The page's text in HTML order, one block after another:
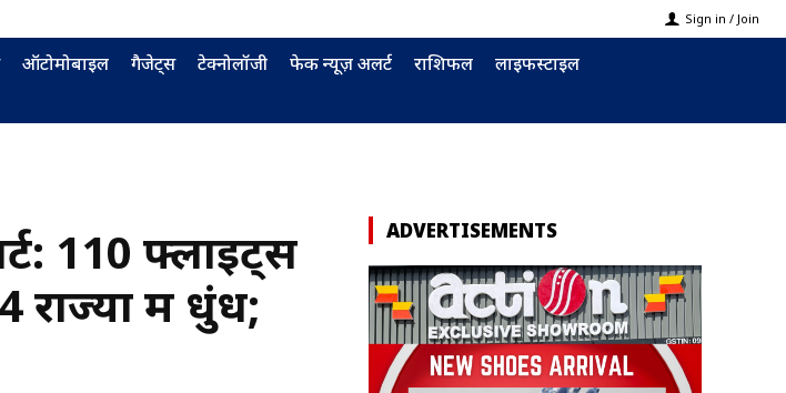
Sign in / Join
ऑटोमोबाइल गैजेट्स टेक्नोलॉजी फेक न्यूज़ अलर्ट राशिफल लाइफस्टाइल
110 फ्लाइट्स
राज्यों में धुंध;
ADVERTISEMENTS